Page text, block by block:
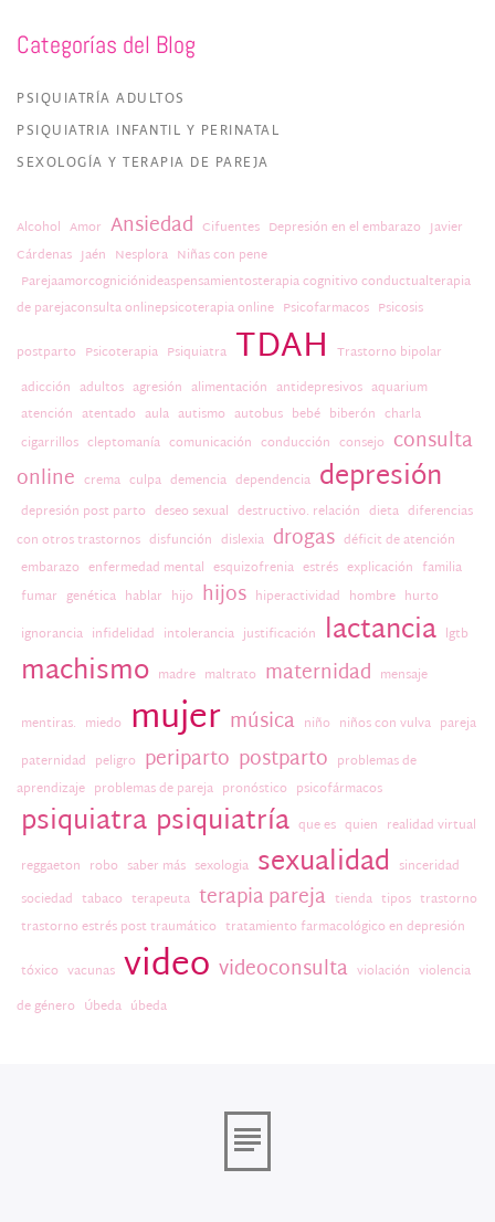
Categorías del Blog
PSIQUIATRÍA ADULTOS
PSIQUIATRIA INFANTIL Y PERINATAL
SEXOLOGÍA Y TERAPIA DE PAREJA
Alcohol Amor Ansiedad Cifuentes Depresión en el embarazo Javier
Cárdenas Jaén Nesplora Niñas con pene
Parejaamorcogniciónideaspensamientosterapia cognitivo conductualterapia
de parejaconsulta onlinepsicoterapia online Psicofarmacos Psicosis
postparto Psicoterapia Psiquiatra TDAH Trastorno bipolar
adicción adultos agresión alimentación antidepresivos aquarium
atención atentado aula autismo autobus bebé biberón charla
cigarrillos cleptomanía comunicación conducción consejo consulta
online crema culpa demencia dependencia depresión
depresión post parto deseo sexual destructivo. relación dieta diferencias
con otros trastornos disfunción dislexia drogas déficit de atención
embarazo enfermedad mental esquizofrenia estrés explicación familia
fumar genética hablar hijo hijos hiperactividad hombre hurto
ignorancia infidelidad intolerancia justificación lactancia lgtb
machismo madre maltrato maternidad mensaje
mentiras. miedo mujer música niño niños con vulva pareja
paternidad peligro periparto postparto problemas de
aprendizaje problemas de pareja pronóstico psicofármacos
psiquiatra psiquiatría que es quien realidad virtual
reggaeton robo saber más sexologia sexualidad sinceridad
sociedad tabaco terapeuta terapia pareja tienda tipos trastorno
trastorno estrés post traumático tratamiento farmacológico en depresión
tóxico vacunas video videoconsulta violación violencia
de género Úbeda úbeda